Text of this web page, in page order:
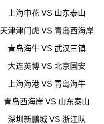
上海申花 VS 山东泰山
天津津门虎 VS 青岛西海岸
青岛海牛 VS 武汉三镇
大连英博 VS 北京国安
上海海港 VS 青岛海牛
青岛西海岸 VS 山东泰山
深圳新鵬城 VS 浙江队